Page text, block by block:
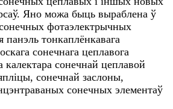
Яно можа быць выраблена ў
сонечных фотаэлектрычных
панэль тонкаплёнкавага
сонечнага цеплавога
калектара сонечнай цеплавой
сонечнай заслоны,
сонечных элементаў